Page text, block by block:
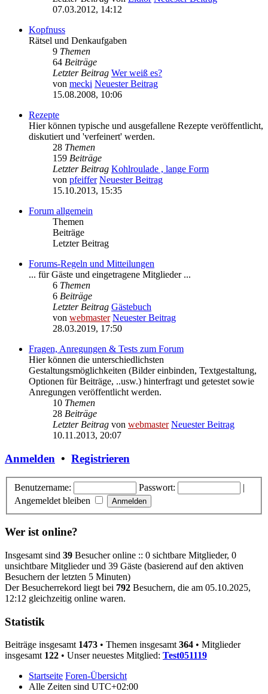
07.03.2012, 14:12
Kopfnuss
Rätsel und Denkaufgaben
9 Themen
64 Beiträge
Letzter Beitrag Wer weiß es?
von mecki Neuester Beitrag
15.08.2008, 10:06
Rezepte
Hier können typische und ausgefallene Rezepte veröffentlicht,
diskutiert und 'verfeinert' werden.
28 Themen
159 Beiträge
Letzter Beitrag Kohlroulade , lange Form
von pfeiffer Neuester Beitrag
15.10.2013, 15:35
Forum allgemein
Themen
Beiträge
Letzter Beitrag
Forums-Regeln und Mitteilungen
... für Gäste und eingetragene Mitglieder ...
6 Themen
6 Beiträge
Letzter Beitrag Gästebuch
von webmaster Neuester Beitrag
28.03.2019, 17:50
Fragen, Anregungen & Tests zum Forum
Hier können die unterschiedlichsten
Gestaltungsmöglichkeiten (Bilder einbinden, Textgestaltung,
Optionen für Beiträge, ..usw.) hinterfragt und getestet sowie
Anregungen veröffentlicht werden.
10 Themen
28 Beiträge
Letzter Beitrag von webmaster Neuester Beitrag
10.11.2013, 20:07
Anmelden • Registrieren
Benutzername: Passwort:
|
Angemeldet bleiben
Wer ist online?
Insgesamt sind 39 Besucher online :: 0 sichtbare Mitglieder, 0
unsichtbare Mitglieder und 39 Gäste (basierend auf den aktiven
Besuchern der letzten 5 Minuten)
Der Besucherrekord liegt bei 792 Besuchern, die am 05.10.2025,
12:12 gleichzeitig online waren.
Statistik
Beiträge insgesamt 1473 • Themen insgesamt 364 • Mitglieder
insgesamt 122 • Unser neuestes Mitglied: Test051119
Startseite Foren-Übersicht
Alle Zeiten sind UTC+02:00